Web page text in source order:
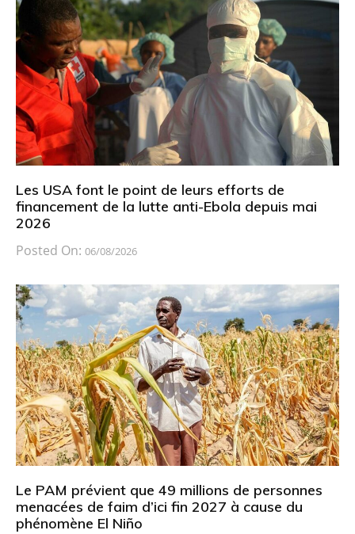
Les USA font le point de leurs efforts de
financement de la lutte anti-Ebola depuis mai
2026
Posted On: 06/08/2026
Le PAM prévient que 49 millions de personnes
menacées de faim d’ici fin 2027 à cause du
phénomène El Niño